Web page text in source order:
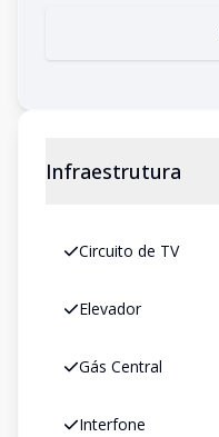
Infraestrutura
Circuito de TV
Elevador
Gás Central
Interfone